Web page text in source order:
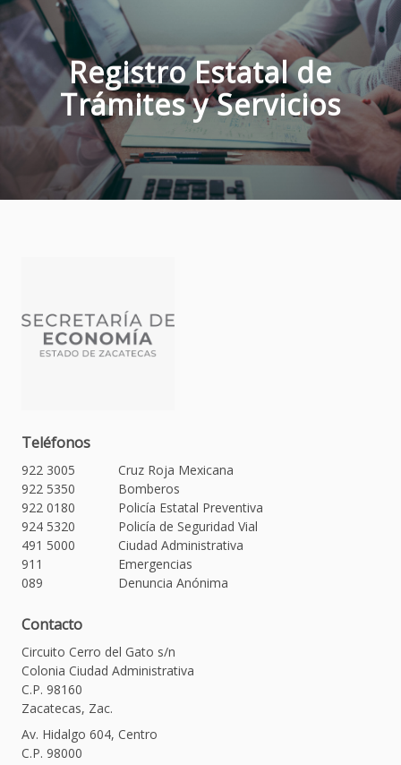
Registro Estatal de
Trámites y Servicios
Teléfonos
922 3005
Cruz Roja Mexicana
922 5350
Bomberos
922 0180
Policía Estatal Preventiva
924 5320
Policía de Seguridad Vial
491 5000
Ciudad Administrativa
911
Emergencias
089
Denuncia Anónima
Contacto
Circuito Cerro del Gato s/n
Colonia Ciudad Administrativa
C.P. 98160
Zacatecas, Zac.
Av. Hidalgo 604, Centro
C.P. 98000